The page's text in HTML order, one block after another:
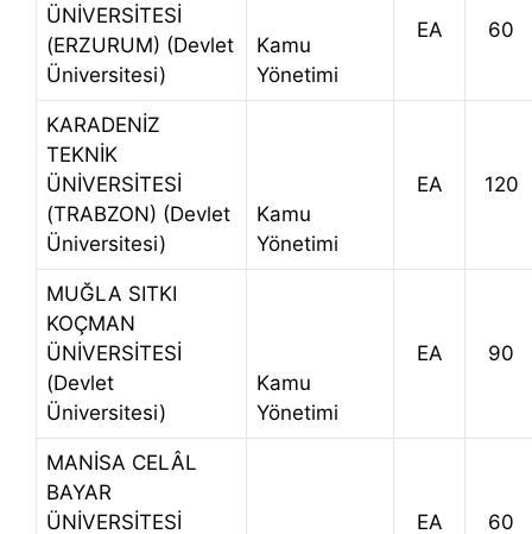
ÜNİVERSİTESİ
(ERZURUM) (Devlet
Üniversitesi)
Kamu
Yönetimi
EA 60
KARADENİZ
TEKNİK
ÜNİVERSİTESİ
(TRABZON) (Devlet
Üniversitesi)
Kamu
Yönetimi
EA 120
MUĞLA SITKI
KOÇMAN
ÜNİVERSİTESİ
(Devlet
Üniversitesi)
Kamu
Yönetimi
EA 90
MANİSA CELÂL
BAYAR
ÜNİVERSİTESİ
EA 60